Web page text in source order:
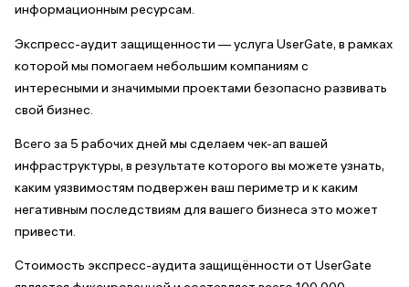
информационным ресурсам.
Экспресс-аудит защищенности — услуга UserGate, в рамках
которой мы помогаем небольшим компаниям с
интересными и значимыми проектами безопасно развивать
свой бизнес.
Всего за 5 рабочих дней мы сделаем чек-ап вашей
инфраструктуры, в результате которого вы можете узнать,
каким уязвимостям подвержен ваш периметр и к каким
негативным последствиям для вашего бизнеса это может
привести.
Стоимость экспресс-аудита защищённости от UserGate